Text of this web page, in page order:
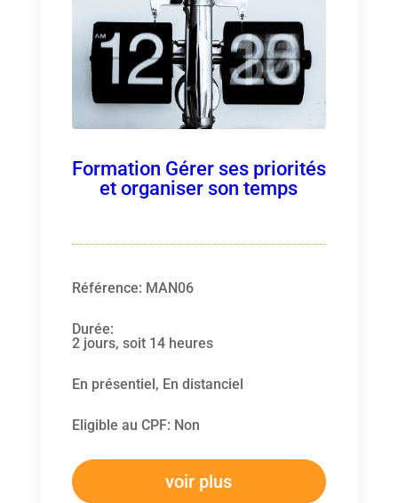
Formation Gérer ses priorités
et organiser son temps
Référence: MAN06
Durée:
2 jours, soit 14 heures
En présentiel, En distanciel
Eligible au CPF: Non
voir plus